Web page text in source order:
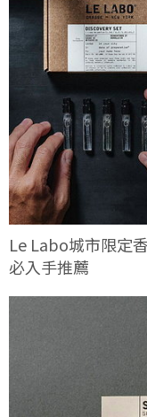
Le Labo城市限定
必入手推薦